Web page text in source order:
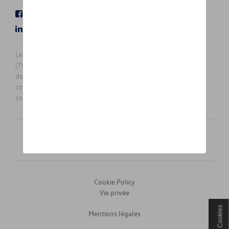
Les prix affichés sur le présent site sont des prix recommandés
(TVAc), hors éventuels frais de montage. Pour connaitre le prix
de vente actuel et les éventuels frais de montage, veuillez
contacter votre concessionnaire/agent. Les prix recommandés
sont sujets à des changements sans préavis.
Mentions légales
Cookie Policy
Vie privée
Cookies